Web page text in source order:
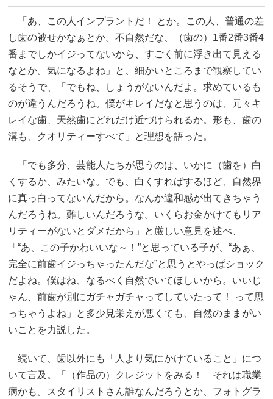
「あ、この人インプラントだ！ とか。この人、普通の差
し歯の被せかなぁとか。不自然だな、（歯の）1番2番3番4
番までしかイジってないから、すごく前に浮き出て見える
なとか。気になるよね」と、細かいところまで観察してい
るそうで、「でもね、しょうがないんだよ。求めているも
のが違うんだろうね。僕がキレイだなと思うのは、元々キ
レイな歯、天然歯にどれだけ近づけられるか。形も、歯の
溝も、クオリティーすべて」と理想を語った。
「でも多分、芸能人たちが思うのは、いかに（歯を）白
くするか、みたいな。でも、白くすればするほど、自然界
に真っ白ってないんだから。なんか違和感が出てきちゃう
んだろうね。難しいんだろうな。いくらお金かけてもリア
リティーがないとダメだから」と厳しい意見を述べ、
「“あ、この子かわいいな～！”と思っている子が、“あぁ、
完全に前歯イジっちゃったんだな”と思うとやっぱショック
だよね。僕はね、なるべく自然でいてほしいから。いいじ
ゃん、前歯が別にガチャガチャってしていたって！ って思
っちゃうよね」と多少見栄えが悪くても、自然のままがい
いことを力説した。
続いて、歯以外にも「人より気にかけていること」につ
いて言及。「（作品の）クレジットをみる！ それは職業
病かも。スタイリストさん誰なんだろうとか、フォトグラ